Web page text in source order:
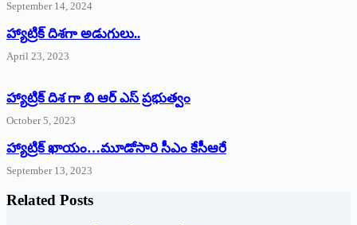
September 14, 2024
‌హ్యాట్రిక్‌ ‌దిశగా అడుగులు..
April 23, 2023
హ్యాట్రిక్ దిశ గా బి ఆర్ ఎస్ ప్రభుత్వం
October 5, 2023
హ్యాట్రిక్‌ ‌ఖాయం…మూడోసారి సీఎం కేసీఆరే
September 13, 2023
Related Posts